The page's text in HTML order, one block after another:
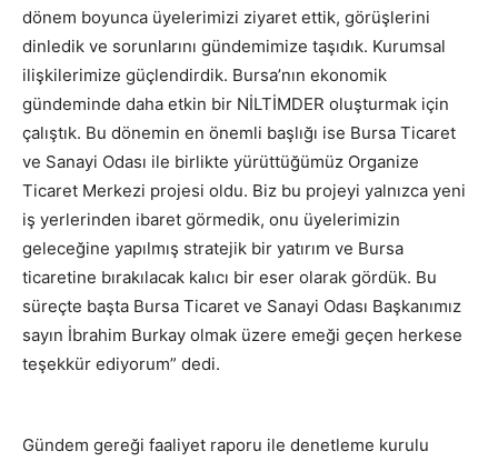
dönem boyunca üyelerimizi ziyaret ettik, görüşlerini
dinledik ve sorunlarını gündemimize taşıdık. Kurumsal
ilişkilerimize güçlendirdik. Bursa’nın ekonomik
gündeminde daha etkin bir NİLTİMDER oluşturmak için
çalıştık. Bu dönemin en önemli başlığı ise Bursa Ticaret
ve Sanayi Odası ile birlikte yürüttüğümüz Organize
Ticaret Merkezi projesi oldu. Biz bu projeyi yalnızca yeni
iş yerlerinden ibaret görmedik, onu üyelerimizin
geleceğine yapılmış stratejik bir yatırım ve Bursa
ticaretine bırakılacak kalıcı bir eser olarak gördük. Bu
süreçte başta Bursa Ticaret ve Sanayi Odası Başkanımız
sayın İbrahim Burkay olmak üzere emeği geçen herkese
teşekkür ediyorum” dedi.
Gündem gereği faaliyet raporu ile denetleme kurulu